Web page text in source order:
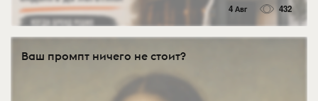
4 Авг 432
Ваш промпт ничего не стоит?